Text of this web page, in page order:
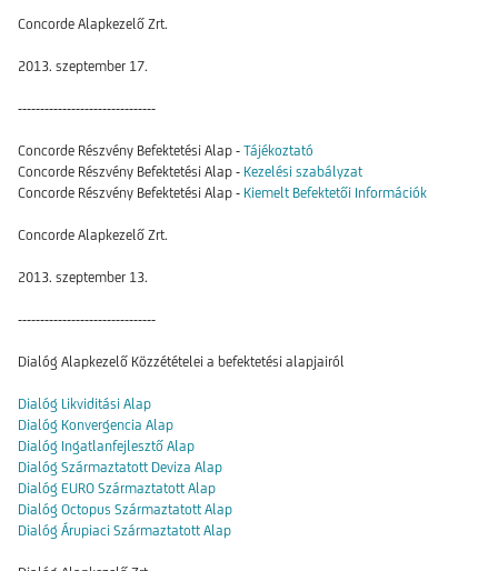
Concorde Alapkezelő Zrt.
2013. szeptember 17.
-------------------------------
Concorde Részvény Befektetési Alap - Tájékoztató
Concorde Részvény Befektetési Alap - Kezelési szabályzat
Concorde Részvény Befektetési Alap - Kiemelt Befektetői Információk
Concorde Alapkezelő Zrt.
2013. szeptember 13.
-------------------------------
Dialóg Alapkezelő Közzétételei a befektetési alapjairól
Dialóg Likviditási Alap
Dialóg Konvergencia Alap
Dialóg Ingatlanfejlesztő Alap
Dialóg Származtatott Deviza Alap
Dialóg EURO Származtatott Alap
Dialóg Octopus Származtatott Alap
Dialóg Árupiaci Származtatott Alap